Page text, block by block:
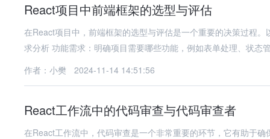
React项目中前端框架的选型与评估
在React项目中，前端框架的选型与评估是一个重要的决策过程
求分析 功能需求：明确项目需要哪些功能，例如表单处理、状
作者：小樊
2024-11-14 14:51:56
React工作流中的代码审查与代码审查者
在React工作流中，代码审查是一个非常重要的环节，它有助于